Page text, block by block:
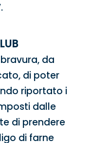
da
di poter
riportato i
dalle
di prendere
di farne